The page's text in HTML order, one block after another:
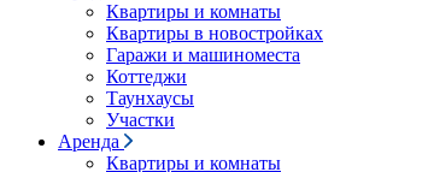
Квартиры и комнаты
Квартиры в новостройках
Гаражи и машиноместа
Коттеджи
Таунхаусы
Участки
Аренда
Квартиры и комнаты